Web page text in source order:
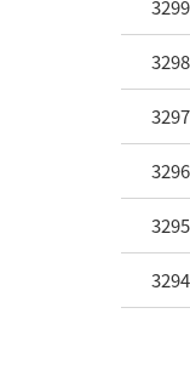
3299
3298
3297
3296
3295
3294